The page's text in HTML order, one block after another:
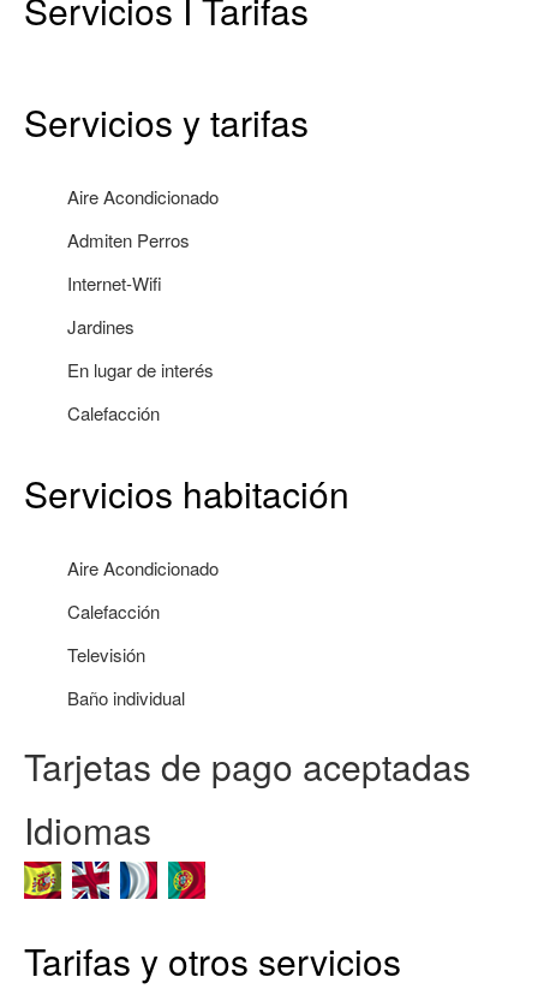
Servicios I Tarifas
Servicios y tarifas
Aire Acondicionado
Admiten Perros
Internet-Wifi
Jardines
En lugar de interés
Calefacción
Servicios habitación
Aire Acondicionado
Calefacción
Televisión
Baño individual
Tarjetas de pago aceptadas
Idiomas
Tarifas y otros servicios